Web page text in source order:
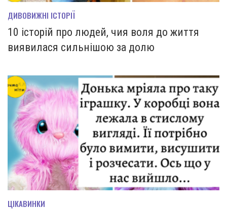
ДИВОВИЖНІ ІСТОРІЇ
10 історій про людей, чия воля до життя
виявилася сильнішою за долю
ЦІКАВИНКИ